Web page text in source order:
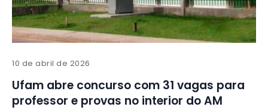
10 de abril de 2026
Ufam abre concurso com 31 vagas para
professor e provas no interior do AM